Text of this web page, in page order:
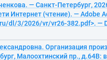
— Санкт-Петербург,
Интернет (чтение). — Adobe
dl/3/2026/vr/vr26-382.pdf>. —
Организация
Малоохтинский пр.,